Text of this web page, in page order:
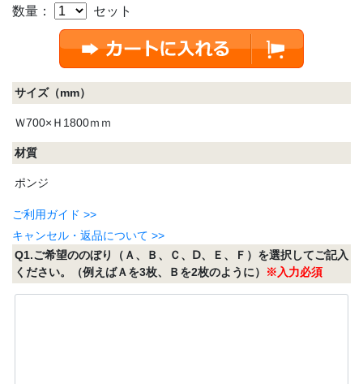
数量： セット
サイズ（mm）
Ｗ700×Ｈ1800ｍｍ
材質
ポンジ
ご利用ガイド >>
キャンセル・返品について >>
Q1.ご希望ののぼり（Ａ、Ｂ、Ｃ、Ⅾ、Ｅ、Ｆ）を選択してご記入
ください。（例えばＡを3枚、Ｂを2枚のように）
※入力必須